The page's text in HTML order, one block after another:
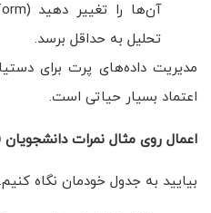
تحلیل به حداقل برسد.
مدیریت داده‌های پرت برای
اعتماد بسیار حیاتی است.
اعمال روی مثال نمرات دانشجویان
بیایید به جدول خودمان نگاه کنیم.